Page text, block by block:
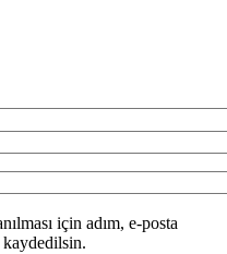
için adım, e-posta
kaydedilsin.